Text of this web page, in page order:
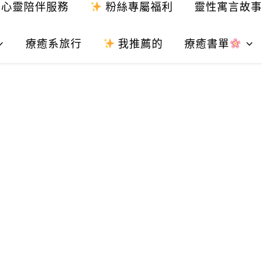
心靈陪伴服務 粉絲專屬福利 靈性寓言故事
療癒系旅行 我推薦的 療癒書單